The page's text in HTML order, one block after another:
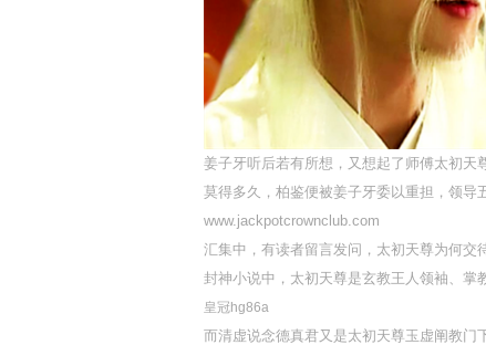
姜子牙听后若有所想，又想起了师傅太初天
莫得多久，柏鉴便被姜子牙委以重担，领导
www.jackpotcrownclub.com
汇集中，有读者留言发问，太初天尊为何交
封神小说中，太初天尊是玄教王人领袖、
皇冠hg86a
而清虚说念德真君又是太初天尊玉虚阐教门